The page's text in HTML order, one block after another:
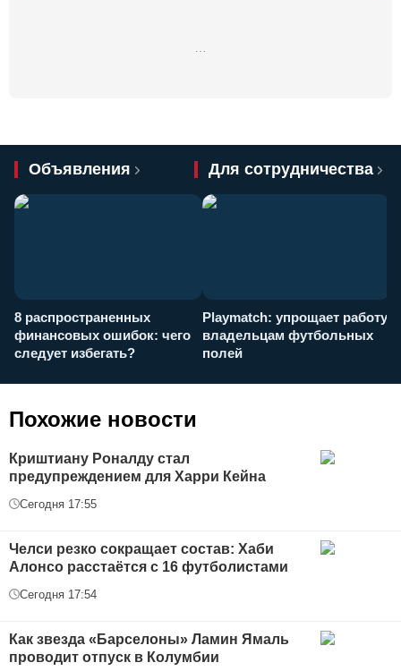
Объявления Для сотрудничества
8 распространенных
финансовых ошибок: чего
следует избегать?
Playmatch: упрощает работу
владельцам футбольных
полей
Похожие новости
Криштиану Роналду стал
предупреждением для Харри Кейна
Сегодня 17:55
Челси резко сокращает состав: Хаби
Алонсо расстаётся с 16 футболистами
Сегодня 17:54
Как звезда «Барселоны» Ламин Ямаль
проводит отпуск в Колумбии